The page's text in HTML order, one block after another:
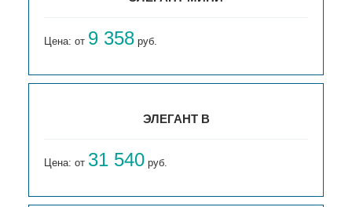
Цена: от 9 358 руб.
ЭЛЕГАНТ В
Цена: от 31 540 руб.